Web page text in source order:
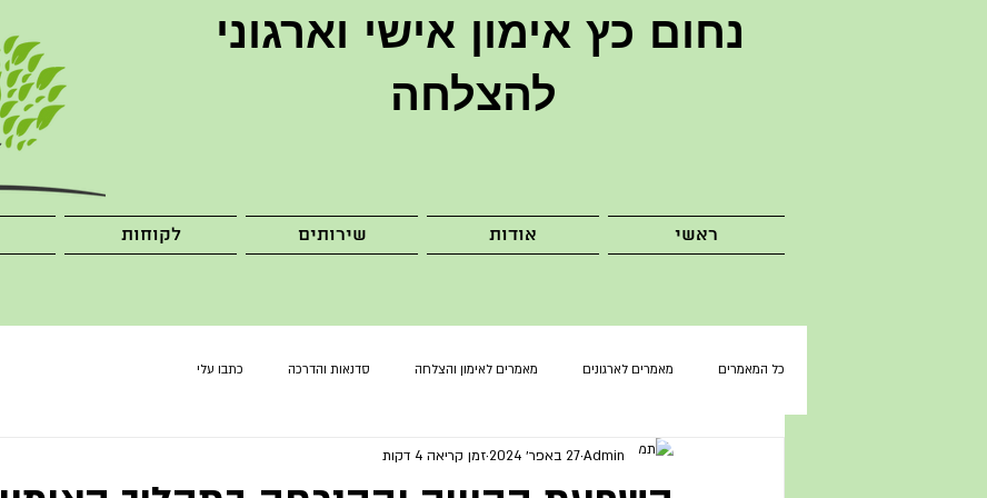
נחום כץ אימון אישי וארגוני
להצלחה
לקוחות שירותים אודות ראשי
כל המאמרים מאמרים לארגונים מאמרים לאימון והצלחה סדנאות והדרכה כתבו עלי
Admin27 באפר׳ 2024 זמן קריאה 4 דקות